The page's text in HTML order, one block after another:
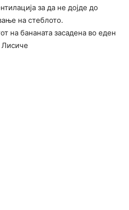
за да не дојде до
на стеблото.
на бананата засадена во еден
Лисиче